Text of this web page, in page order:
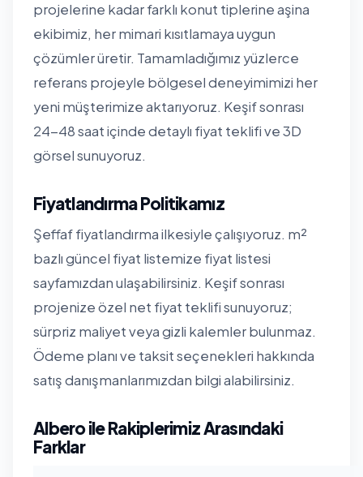
projelerine kadar farklı konut tiplerine aşina
ekibimiz, her mimari kısıtlamaya uygun
çözümler üretir. Tamamladığımız yüzlerce
referans projeyle bölgesel deneyimimizi her
yeni müşterimize aktarıyoruz. Keşif sonrası
24-48 saat içinde detaylı fiyat teklifi ve 3D
görsel sunuyoruz.
Fiyatlandırma Politikamız
Şeffaf fiyatlandırma ilkesiyle çalışıyoruz. m²
bazlı güncel fiyat listemize fiyat listesi
sayfamızdanulaşabilirsiniz. Keşif sonrası
projenize özel net fiyat teklifi sunuyoruz;
sürpriz maliyet veya gizli kalemler bulunmaz.
Ödeme planı ve taksit seçenekleri hakkında
satış danışmanlarımızdan bilgi alabilirsiniz.
Albero ile Rakiplerimiz Arasındaki
Farklar